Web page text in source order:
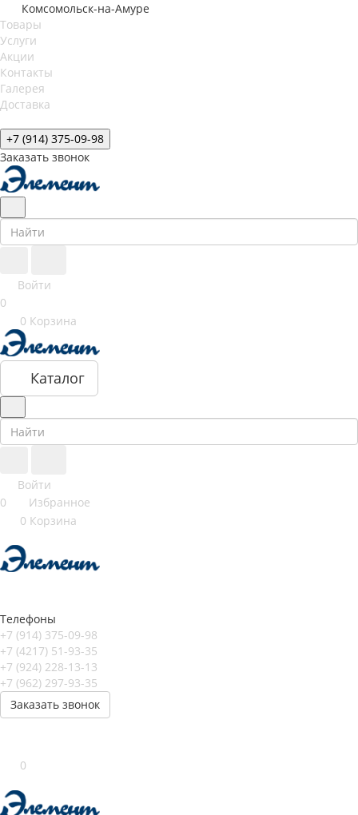
Комсомольск-на-Амуре
Товары
Услуги
Акции
Контакты
Галерея
Доставка
+7 (914) 375-09-98
Заказать звонок
Войти
0
0 Корзина
Каталог
Войти
0
Избранное
0 Корзина
Телефоны
+7 (914) 375-09-98
+7 (4217) 51-93-35
+7 (924) 228-13-13
+7 (962) 297-93-35
Заказать звонок
0